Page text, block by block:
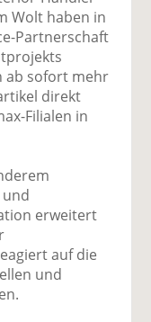
F
ac
e
b
o
o
il
e
n
tt
er
n
Li
n
k
e
di
n
E
m
l
v
er
n
ck
e
Wolt haben in
Partnerschaft
ab sofort mehr
direkt
Filialen in
erweitert
auf die
und